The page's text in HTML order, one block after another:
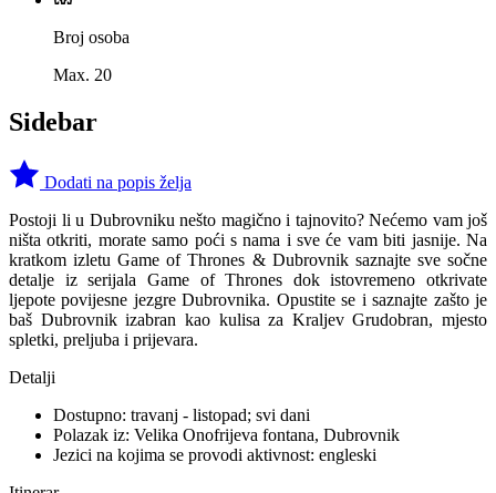
Broj osoba
Max. 20
Sidebar
Dodati na popis želja
Postoji li u Dubrovniku nešto magično i tajnovito? Nećemo vam još
ništa otkriti, morate samo poći s nama i sve će vam biti jasnije. Na
kratkom izletu Game of Thrones & Dubrovnik saznajte sve sočne
detalje iz serijala Game of Thrones dok istovremeno otkrivate
ljepote povijesne jezgre Dubrovnika. Opustite se i saznajte zašto je
baš Dubrovnik izabran kao kulisa za Kraljev Grudobran, mjesto
spletki, preljuba i prijevara.
Detalji
Dostupno: travanj - listopad; svi dani
Polazak iz: Velika Onofrijeva fontana, Dubrovnik
Jezici na kojima se provodi aktivnost: engleski